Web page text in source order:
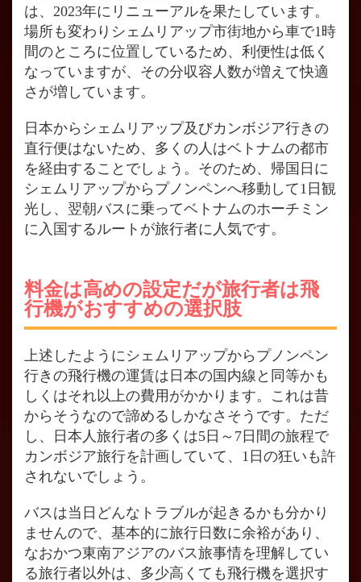
は、2023年にリニューアルを果たしています。
場所も変わりシェムリアップ市街地から車で1時
間のところに位置しているため、利便性は低く
なっていますが、その分収容人数が増えて快適
さが増しています。
日本からシェムリアップ及びカンボジア行きの
直行便はないため、多くの人はベトナムの都市
を経由することでしょう。そのため、帰国日に
シェムリアップからプノンペンへ移動して1日観
光し、翌朝バスに乗ってベトナムのホーチミン
に入国するルートが旅行者に人気です。
料金は高めの設定だが旅行者は飛
行機がおすすめの選択肢
上述したようにシェムリアップからプノンペン
行きの飛行機の運賃は日本の国内線と同等かも
しくはそれ以上の費用がかかります。これは昔
からそうなので諦めるしかなさそうです。ただ
し、日本人旅行者の多くは5日～7日間の旅程で
カンボジア旅行を計画していて、1日の狂いも許
されないでしょう。
バスは当日どんなトラブルが起きるかも分かり
ませんので、基本的に旅行日数に余裕があり、
なおかつ東南アジアのバス旅事情を理解してい
る旅行者以外は、多少高くても飛行機を選択す